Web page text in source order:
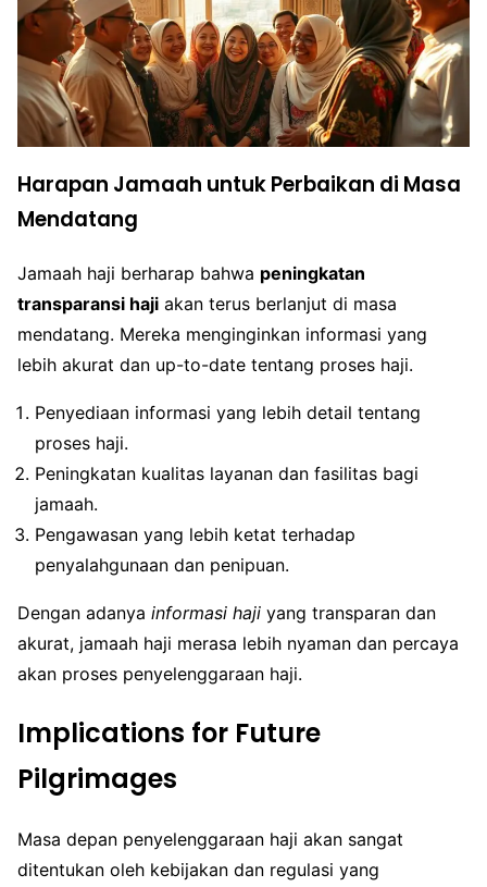
Harapan Jamaah untuk Perbaikan di Masa
Mendatang
Jamaah haji berharap bahwa peningkatan
transparansi haji akan terus berlanjut di masa
mendatang. Mereka menginginkan informasi yang
lebih akurat dan up-to-date tentang proses haji.
Penyediaan informasi yang lebih detail tentang
proses haji.
Peningkatan kualitas layanan dan fasilitas bagi
jamaah.
Pengawasan yang lebih ketat terhadap
penyalahgunaan dan penipuan.
Dengan adanya informasi haji yang transparan dan
akurat, jamaah haji merasa lebih nyaman dan percaya
akan proses penyelenggaraan haji.
Implications for Future
Pilgrimages
Masa depan penyelenggaraan haji akan sangat
ditentukan oleh kebijakan dan regulasi yang